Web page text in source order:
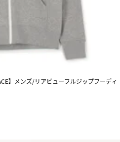
】メンズ/リアビューフルジップフーディ